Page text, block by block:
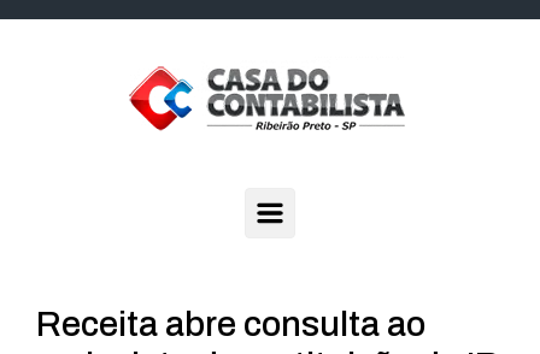
Receita abre consulta ao